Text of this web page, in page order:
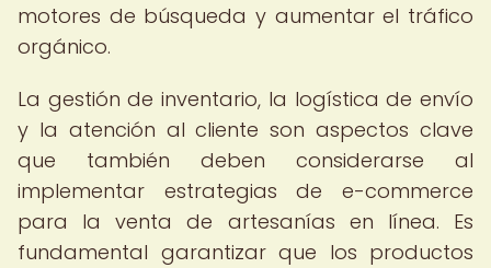
motores de búsqueda y aumentar el tráfico
orgánico.
La gestión de inventario, la logística de envío
y la atención al cliente son aspectos clave
que también deben considerarse al
implementar estrategias de e-commerce
para la venta de artesanías en línea. Es
fundamental garantizar que los productos